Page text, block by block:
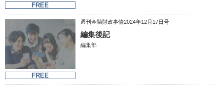
FREE
FREE
週刊金融財政事情2024年12月17日号
編集後記
編集部